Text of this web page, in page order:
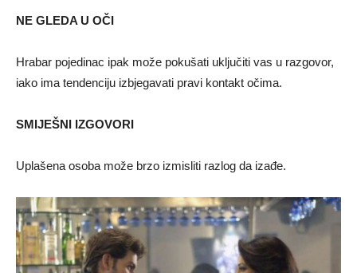
NE GLEDA U OČI
Hrabar pojedinac ipak može pokušati uključiti vas u razgovor,
iako ima tendenciju izbjegavati pravi kontakt očima.
SMIJEŠNI IZGOVORI
Uplašena osoba može brzo izmisliti razlog da izađe.